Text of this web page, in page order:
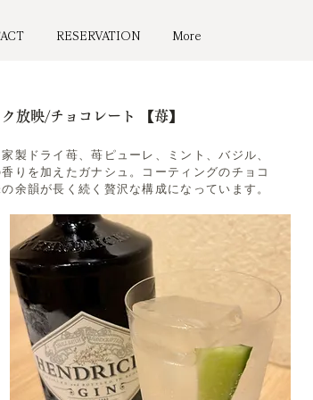
RESERVATION More
放映/チョコレート 【苺】
製ドライ苺、苺ピューレ、ミント、バジル、
りを加えたガナシュ。コーティングのチョコ
余韻が長く続く贅沢な構成になっています。